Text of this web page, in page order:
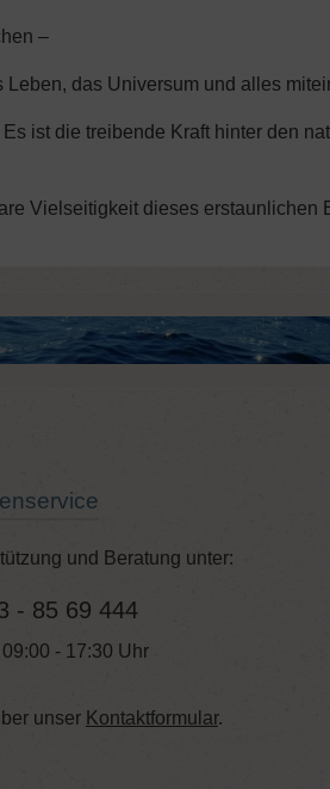
–
das Universum und alles
ist die treibende Kraft hinter den
Vielseitigkeit dieses erstaunlichen
und Beratung unter:
- 85 69 444
09:00 - 17:30 Uhr
unser Kontaktformular.